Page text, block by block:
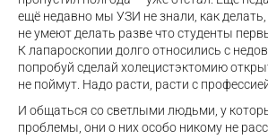
ещё недавно мы УЗИ не знали, как
не умеют делать разве что студенты
К лапароскопии долго относились с
попробуй сделай холецистэктомию
не поймут. Надо расти, расти с
И общаться со светлыми людьми, у
проблемы, они о них особо никому не